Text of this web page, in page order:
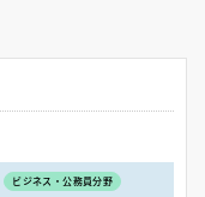
ビジネス・公務員分野